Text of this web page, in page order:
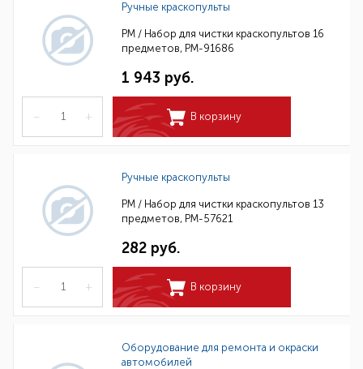
Ручные краскопульты
РМ / Набор для чистки краскопультов 16
предметов, РМ-91686
1 943 руб.
– + В корзину
Ручные краскопульты
РМ / Набор для чистки краскопультов 13
предметов, РМ-57621
282 руб.
– + В корзину
Оборудование для ремонта и окраски
автомобилей